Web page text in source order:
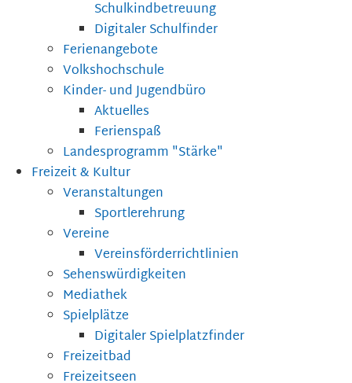
Schulkindbetreuung
Digitaler Schulfinder
Ferienangebote
Volkshochschule
Kinder- und Jugendbüro
Aktuelles
Ferienspaß
Landesprogramm "Stärke"
Freizeit & Kultur
Veranstaltungen
Sportlerehrung
Vereine
Vereinsförderrichtlinien
Sehenswürdigkeiten
Mediathek
Spielplätze
Digitaler Spielplatzfinder
Freizeitbad
Freizeitseen